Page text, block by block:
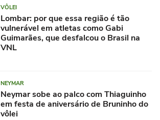
VÔLEI
Lombar: por que essa região é tão
vulnerável em atletas como Gabi
Guimarães, que desfalcou o Brasil na
VNL
NEYMAR
Neymar sobe ao palco com Thiaguinho
em festa de aniversário de Bruninho do
vôlei